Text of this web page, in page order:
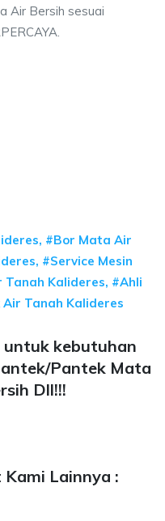
Air Bersih sesuai
#Bor Mata Air
#Service Mesin
Tanah Kalideres, #Ahli
Tanah Kalideres
untuk kebutuhan
Pantek Mata
Dll!!!
Lainnya :